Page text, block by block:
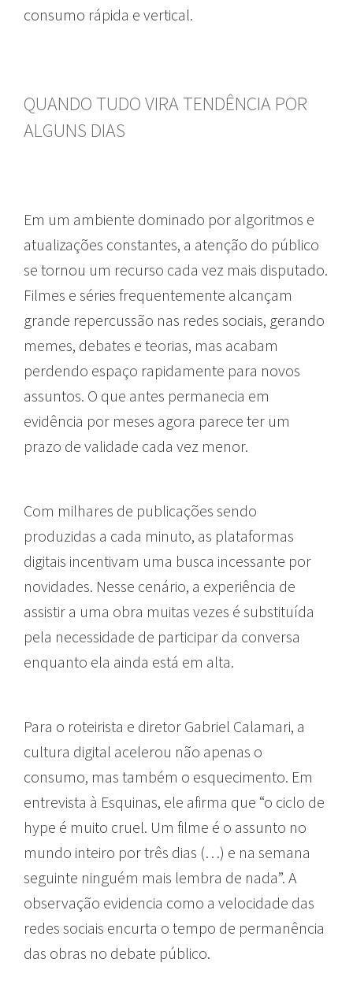
consumo rápida e vertical.
QUANDO TUDO VIRA TENDÊNCIA POR
ALGUNS DIAS
Em um ambiente dominado por algoritmos e
atualizações constantes, a atenção do público
se tornou um recurso cada vez mais disputado.
Filmes e séries frequentemente alcançam
grande repercussão nas redes sociais, gerando
memes, debates e teorias, mas acabam
perdendo espaço rapidamente para novos
assuntos. O que antes permanecia em
evidência por meses agora parece ter um
prazo de validade cada vez menor.
Com milhares de publicações sendo
produzidas a cada minuto, as plataformas
digitais incentivam uma busca incessante por
novidades. Nesse cenário, a experiência de
assistir a uma obra muitas vezes é substituída
pela necessidade de participar da conversa
enquanto ela ainda está em alta.
Para o roteirista e diretor Gabriel Calamari, a
cultura digital acelerou não apenas o
consumo, mas também o esquecimento. Em
entrevista à Esquinas, ele afirma que “o ciclo de
hype é muito cruel. Um filme é o assunto no
mundo inteiro por três dias (…) e na semana
seguinte ninguém mais lembra de nada”. A
observação evidencia como a velocidade das
redes sociais encurta o tempo de permanência
das obras no debate público.